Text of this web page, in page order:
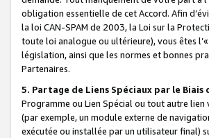
obligation essentielle de cet Accord. Afin
la loi CAN-SPAM de 2003, la Loi sur la
toute loi analogue ou ultérieure), vous êtes
législation, ainsi que les normes et bonnes
Partenaires.
5. Partage de Liens Spéciaux par le
Programme ou Lien Spécial ou tout autre
(par exemple, un module externe de
exécutée ou installée par un utilisateur